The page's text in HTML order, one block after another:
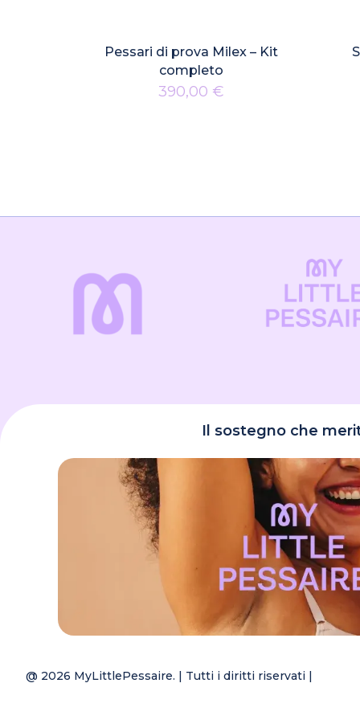
Pessari di prova Milex – Kit
completo
390,00 €
Il sostegno che
@ 2026 MyLittlePessaire. | Tutti i diritti riservati |